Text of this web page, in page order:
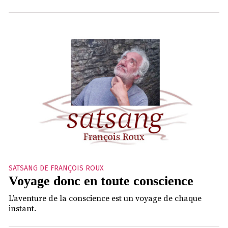
SATSANG DE FRANÇOIS ROUX
Voyage donc en toute conscience
L’aventure de la conscience est un voyage de chaque
instant.